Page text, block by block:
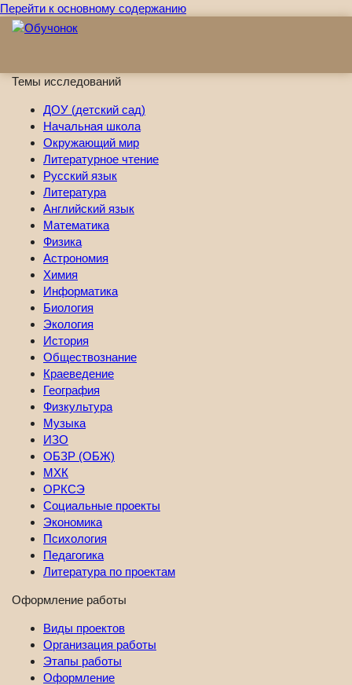
Перейти к основному содержанию
Темы исследований
ДОУ (детский сад)
Начальная школа
Окружающий мир
Литературное чтение
Русский язык
Литература
Английский язык
Математика
Физика
Астрономия
Химия
Информатика
Биология
Экология
История
Обществознание
Краеведение
География
Физкультура
Музыка
ИЗО
ОБЗР (ОБЖ)
МХК
ОРКСЭ
Социальные проекты
Экономика
Психология
Педагогика
Литература по проектам
Оформление работы
Виды проектов
Организация работы
Этапы работы
Оформление